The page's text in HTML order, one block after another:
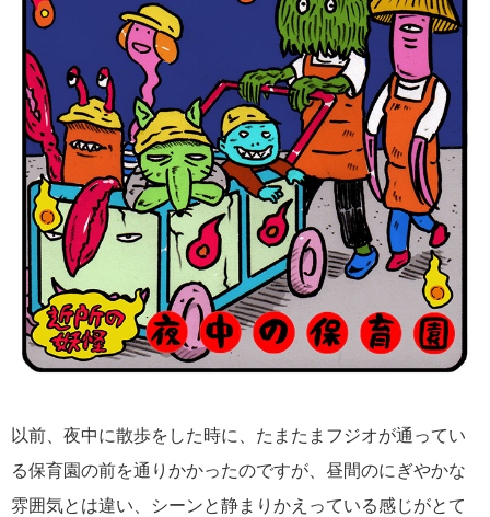
以前、夜中に散歩をした時に、たまたまフジオが通ってい
る保育園の前を通りかかったのですが、昼間のにぎやかな
雰囲気とは違い、シーンと静まりかえっている感じがとて